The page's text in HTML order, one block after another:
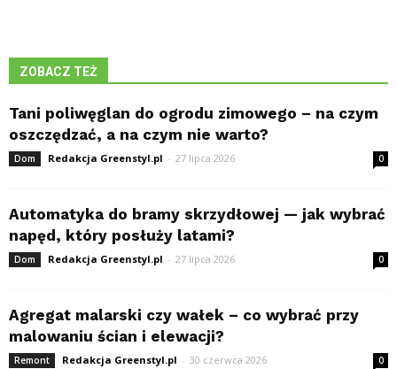
ZOBACZ TEŻ
Tani poliwęglan do ogrodu zimowego – na czym
oszczędzać, a na czym nie warto?
Dom Redakcja Greenstyl.pl - 27 lipca 2026 0
Automatyka do bramy skrzydłowej — jak wybrać
napęd, który posłuży latami?
Dom Redakcja Greenstyl.pl - 27 lipca 2026 0
Agregat malarski czy wałek – co wybrać przy
malowaniu ścian i elewacji?
Remont Redakcja Greenstyl.pl - 30 czerwca 2026 0